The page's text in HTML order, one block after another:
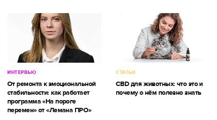
ИНТЕРВЬЮ
От ремонта к эмоциональной
стабильности: как работает
программа «На пороге
перемен» от «Лемана ПРО»
СТАТЬИ
CBD для животных: что это и
почему о нём полезно знать